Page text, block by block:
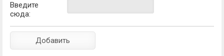
Введите
сюда: